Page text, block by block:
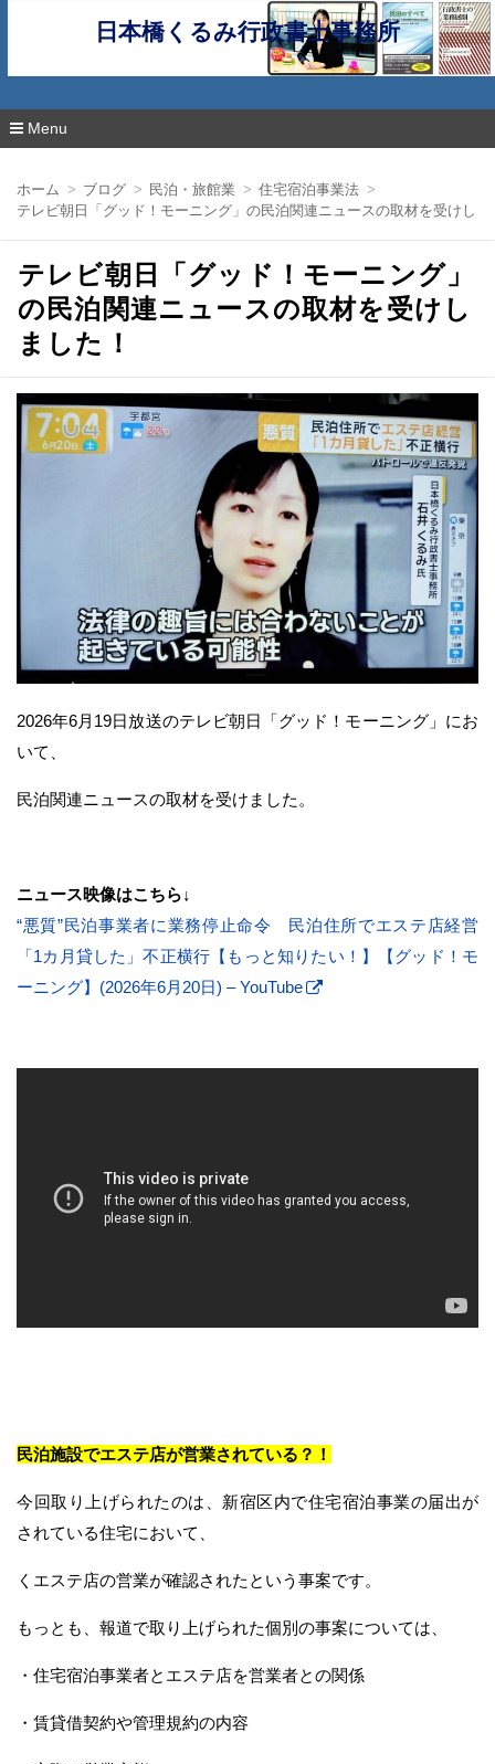
日本橋くるみ行政書士事務所
Menu
ホーム ブログ 民泊・旅館業
住宅宿泊事業法
テレビ朝日「グッド！モーニング」の民泊関連ニュースの取材を受けしま
テレビ朝日「グッド！モーニング」
の民泊関連ニュースの取材を受けし
ました！
2026年6月19日放送のテレビ朝日「グッド！モーニング」にお
いて、
民泊関連ニュースの取材を受けました。
ニュース映像はこちら↓
“悪質”民泊事業者に業務停止命令 民泊住所でエステ店経営
「1カ月貸した」不正横行【もっと知りたい！】【グッド！モ
ーニング】(2026年6月20日) – YouTube
民泊施設でエステ店が営業されている？！
今回取り上げられたのは、新宿区内で住宅宿泊事業の届出が
されている住宅において、
くエステ店の営業が確認されたという事案です。
もっとも、報道で取り上げられた個別の事案については、
・住宅宿泊事業者とエステ店を営業者との関係
・賃貸借契約や管理規約の内容